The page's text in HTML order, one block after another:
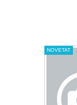
NOVETAT